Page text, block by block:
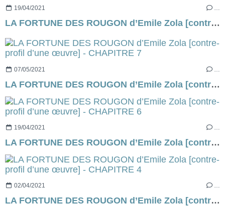
19/04/2021 …
LA FORTUNE DES ROUGON d’Emile Zola [contre-profil d’une œuvre] - CHAPITRE 6
07/05/2021
LA FORTUNE DES ROUGON d’Emile Zola [contre-profil d’une œuvre] - CHAPITRE 7
19/04/2021 …
LA FORTUNE DES ROUGON d’Emile Zola [contre-profil d’une œuvre] - CHAPITRE 6
02/04/2021 …
LA FORTUNE DES ROUGON d’Emile Zola [contre-profil d’une œuvre] - CHAPITRE 4